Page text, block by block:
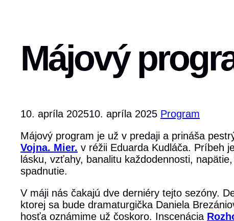
Májový
10. apríla 202510. apríla 2025 Program
Májový program je už v predaji a prináša
Vojna. Mier. v réžii Eduarda Kudláča. Príbeh
lásku, vzťahy, banalitu každodennosti,
spadnutie.
V máji nás čakajú dve derniéry tejto sezóny.
ktorej sa bude dramaturgička Daniela
hosťa oznámime už čoskoro. Inscenácia